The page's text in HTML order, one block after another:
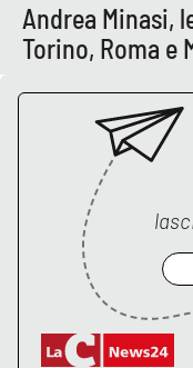
Le perfidie di
STREAMING
LaC TV
LaC Network
LaC OnAir
Andrea Minasi,
Torino, Roma e